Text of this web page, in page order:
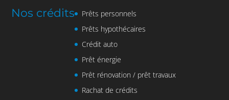
Nos crédits
Prêts personnels
Prêts hypothécaires
Crédit auto
Prêt énergie
Prêt rénovation / prêt travaux
Rachat de crédits